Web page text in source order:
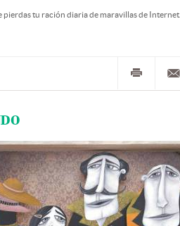
pierdas tu ración diaria de maravillas de Internet.